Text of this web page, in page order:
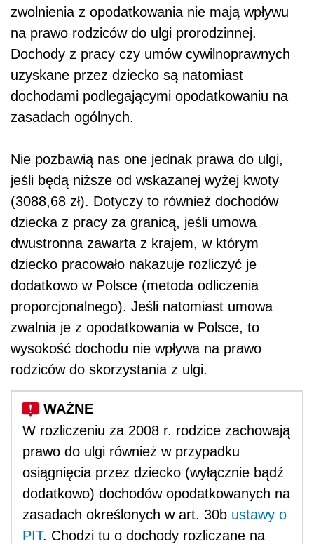
zwolnienia z opodatkowania nie mają wpływu
na prawo rodziców do ulgi prorodzinnej.
Dochody z pracy czy umów cywilnoprawnych
uzyskane przez dziecko są natomiast
dochodami podlegającymi opodatkowaniu na
zasadach ogólnych.
Nie pozbawią nas one jednak prawa do ulgi,
jeśli będą niższe od wskazanej wyżej kwoty
(3088,68 zł). Dotyczy to również dochodów
dziecka z pracy za granicą, jeśli umowa
dwustronna zawarta z krajem, w którym
dziecko pracowało nakazuje rozliczyć je
dodatkowo w Polsce (metoda odliczenia
proporcjonalnego). Jeśli natomiast umowa
zwalnia je z opodatkowania w Polsce, to
wysokość dochodu nie wpływa na prawo
rodziców do skorzystania z ulgi.
W rozliczeniu za 2008 r. rodzice zachowają
prawo do ulgi również w przypadku
osiągnięcia przez dziecko (wyłącznie bądź
dodatkowo) dochodów opodatkowanych na
zasadach określonych w art. 30b ustawy o
PIT. Chodzi tu o dochody rozliczane na